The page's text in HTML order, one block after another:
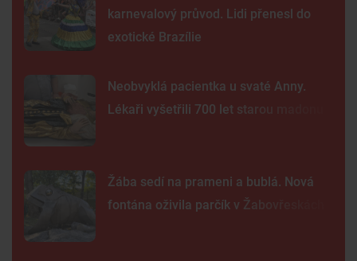
karnevalový průvod. Lidi přenesl do
exotické Brazílie
Neobvyklá pacientka u svaté Anny.
Lékaři vyšetřili 700 let starou madonu
Žába sedí na prameni a bublá. Nová
fontána oživila parčík v Žabovřeskách